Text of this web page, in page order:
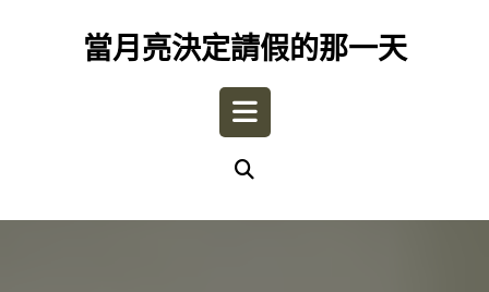
當月亮決定請假的那一天
Open